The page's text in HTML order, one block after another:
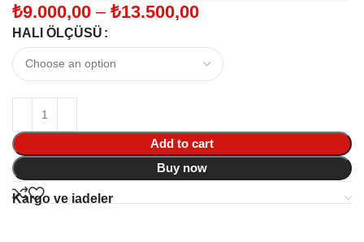
₺9.000,00 –₺13.500,00
HALI ÖLÇÜSÜ
Add to cart
Buy now
Kargo ve iadeler